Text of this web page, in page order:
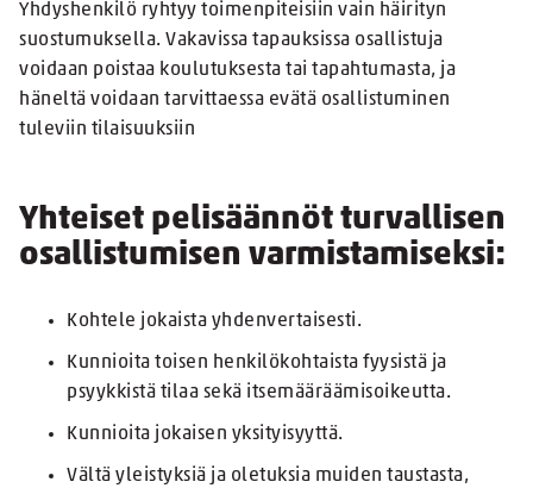
Yhdyshenkilö ryhtyy toimenpiteisiin vain häirityn
suostumuksella. Vakavissa tapauksissa osallistuja
voidaan poistaa koulutuksesta tai tapahtumasta, ja
häneltä voidaan tarvittaessa evätä osallistuminen
tuleviin tilaisuuksiin
Yhteiset pelisäännöt turvallisen
osallistumisen varmistamiseksi:
Kohtele jokaista yhdenvertaisesti.
Kunnioita toisen henkilökohtaista fyysistä ja
psyykkistä tilaa sekä itsemääräämisoikeutta.
Kunnioita jokaisen yksityisyyttä.
Vältä yleistyksiä ja oletuksia muiden taustasta,